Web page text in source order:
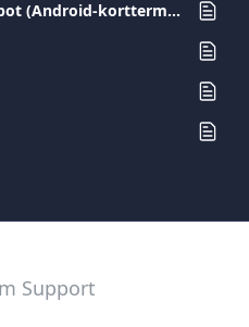
Nettverksfeil – Wi-Fi / Hotspot (Android-kortterminaler)